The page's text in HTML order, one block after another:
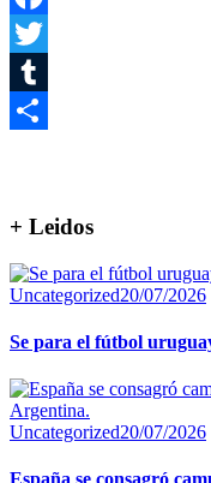
Facebook
Twitter
Tumblr
+ Leidos
Uncategorized20/07/2026
Se para el fútbol
Uncategorized20/07/2026